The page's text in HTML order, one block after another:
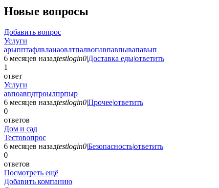
Новые вопросы
Добавить вопрос
Услуги
арыпптафлвлаиаовлтпалвопавпавпывапавып
6 месяцев назадtestlogin0|Доставка еды|ответить
1
ответ
Услуги
авпоавпдтроылпрпыр
6 месяцев назадtestlogin0|Прочее|ответить
0
ответов
Дом и сад
Тестовопрос
6 месяцев назадtestlogin0|Безопасность|ответить
0
ответов
Посмотреть ещё
Добавить компанию